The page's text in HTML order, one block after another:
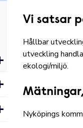
Vi satsar
Hållbar
utveckling
ekologi/miljö.
Nyköpings